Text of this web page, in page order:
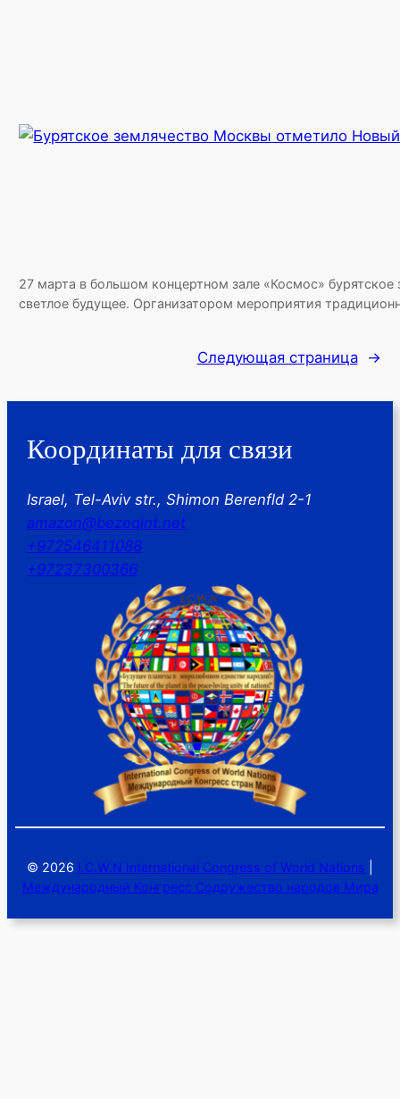
27 марта в большом концертном зале «Космос»
светлое будущее. Организатором мероприятия
Следующая страница →
Координаты для связи
Israel, Tel-Aviv str., Shimon Berenfld 2-1
amazon@bezeqint.net
+972546411088
+97237300366
© 2026 I.C.W.N International Congress of World Nations
Международный Конгресс Содружество народов Мира